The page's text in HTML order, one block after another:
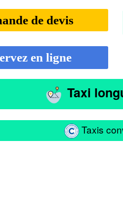
de devis
en ligne
Taxi
Taxis